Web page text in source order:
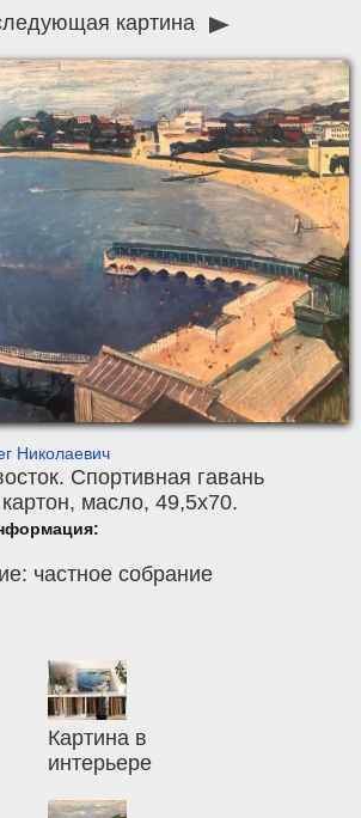
картина
Николаевич
Спортивная гавань
картон, масло, 49,5x70.
частное собрание
Картина в
интерьере